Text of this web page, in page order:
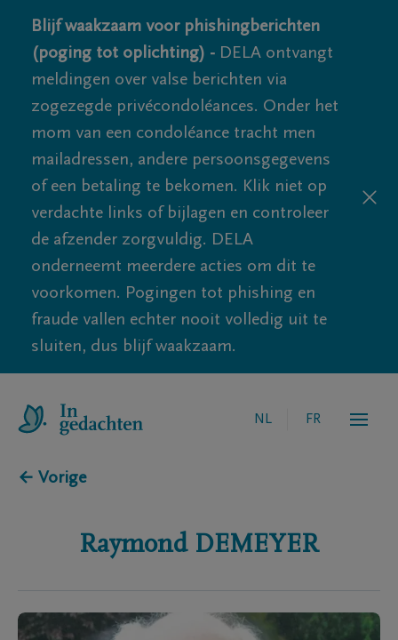
Blijf waakzaam voor phishingberichten
(poging tot oplichting) - DELA ontvangt
meldingen over valse berichten via
zogezegde privécondoléances. Onder het
mom van een condoléance tracht men
mailadressen, andere persoonsgegevens
of een betaling te bekomen. Klik niet op
verdachte links of bijlagen en controleer
de afzender zorgvuldig. DELA
onderneemt meerdere acties om dit te
voorkomen. Pogingen tot phishing en
fraude vallen echter nooit volledig uit te
sluiten, dus blijf waakzaam.
NL FR
← Vorige
Raymond DEMEYER